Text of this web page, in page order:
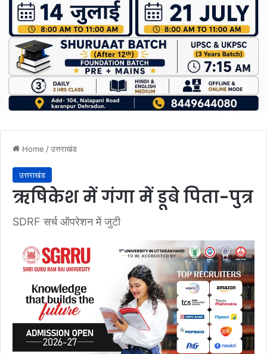
Home /उत्तराखंड
उत्तराखंड
ऋषिकेश में गंगा में डूबे पिता-पुत्र
SDRF सर्च ऑपरेशन में जुटी